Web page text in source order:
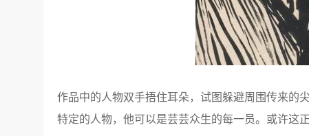
作品中的人物双手捂住耳朵，试图躲避周围传来的
特定的人物，他可以是芸芸众生的每一员。或许这